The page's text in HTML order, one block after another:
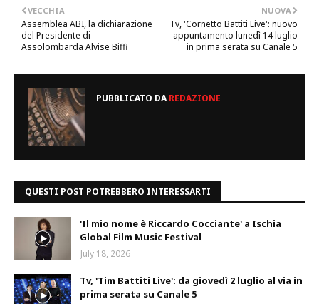
NUOVA
Tv, 'Cornetto Battiti Live': nuovo
appuntamento lunedì 14 luglio
in prima serata su Canale 5
VECCHIA
Assemblea ABI, la dichiarazione
del Presidente di
Assolombarda Alvise Biffi
PUBBLICATO DAREDAZIONE
QUESTI POST POTREBBERO INTERESSARTI
'Il mio nome è Riccardo Cocciante' a Ischia
Global Film Music Festival
July 18, 2026
Tv, 'Tim Battiti Live': da giovedì 2 luglio al via in
prima serata su Canale 5